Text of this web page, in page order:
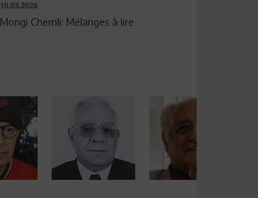
10.03.2026
Mongi Chemli: Mélanges à lire